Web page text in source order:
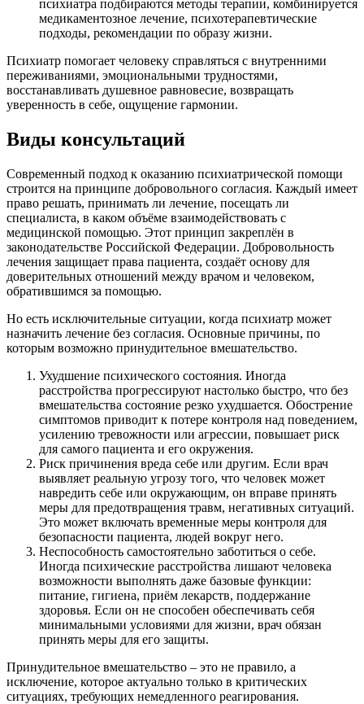
психиатра подбираются методы терапии, комбинируется
медикаментозное лечение, психотерапевтические
подходы, рекомендации по образу жизни.
Психиатр помогает человеку справляться с внутренними
переживаниями, эмоциональными трудностями,
восстанавливать душевное равновесие, возвращать
уверенность в себе, ощущение гармонии.
Виды консультаций
Современный подход к оказанию психиатрической помощи
строится на принципе добровольного согласия. Каждый имеет
право решать, принимать ли лечение, посещать ли
специалиста, в каком объёме взаимодействовать с
медицинской помощью. Этот принцип закреплён в
законодательстве Российской Федерации. Добровольность
лечения защищает права пациента, создаёт основу для
доверительных отношений между врачом и человеком,
обратившимся за помощью.
Но есть исключительные ситуации, когда психиатр может
назначить лечение без согласия. Основные причины, по
которым возможно принудительное вмешательство.
Ухудшение психического состояния. Иногда
расстройства прогрессируют настолько быстро, что без
вмешательства состояние резко ухудшается. Обострение
симптомов приводит к потере контроля над поведением,
усилению тревожности или агрессии, повышает риск
для самого пациента и его окружения.
Риск причинения вреда себе или другим. Если врач
выявляет реальную угрозу того, что человек может
навредить себе или окружающим, он вправе принять
меры для предотвращения травм, негативных ситуаций.
Это может включать временные меры контроля для
безопасности пациента, людей вокруг него.
Неспособность самостоятельно заботиться о себе.
Иногда психические расстройства лишают человека
возможности выполнять даже базовые функции:
питание, гигиена, приём лекарств, поддержание
здоровья. Если он не способен обеспечивать себя
минимальными условиями для жизни, врач обязан
принять меры для его защиты.
Принудительное вмешательство – это не правило, а
исключение, которое актуально только в критических
ситуациях, требующих немедленного реагирования.